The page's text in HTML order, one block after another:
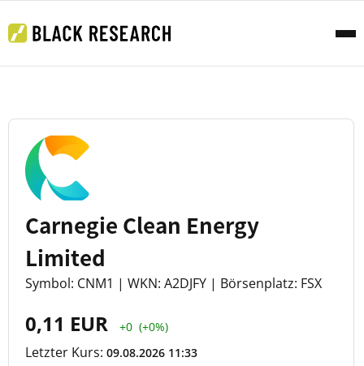
Carnegie Clean Energy
Limited
Symbol: CNM1 | WKN: A2DJFY | Börsenplatz: FSX
0,11 EUR +0 (+0%)
Letzter Kurs: 09.08.2026 11:33